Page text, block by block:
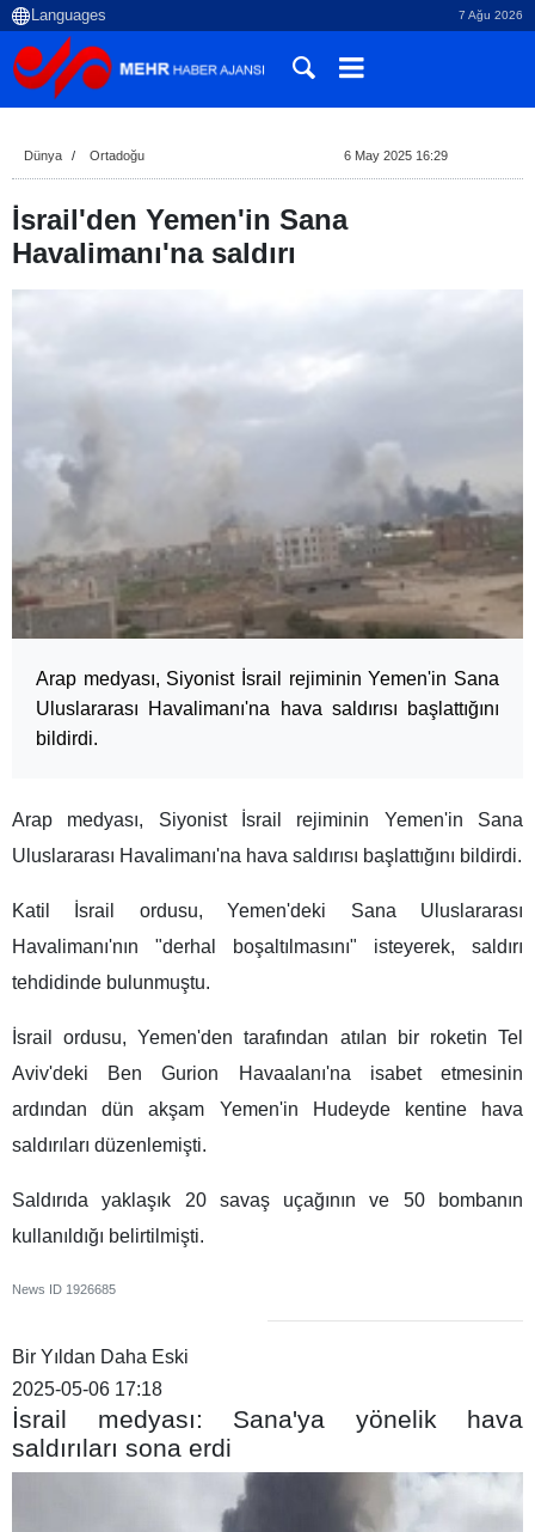
7 Ağu 2026
Dünya Ortadoğu 6 May 2025 16:29
İsrail'den Yemen'in Sana
Havalimanı'na saldırı
Arap medyası, Siyonist İsrail rejiminin Yemen'in Sana
Uluslararası Havalimanı'na hava saldırısı başlattığını
bildirdi.
Arap medyası, Siyonist İsrail rejiminin Yemen'in Sana
Uluslararası Havalimanı'na hava saldırısı başlattığını bildirdi.
Katil İsrail ordusu, Yemen'deki Sana Uluslararası
Havalimanı'nın "derhal boşaltılmasını" isteyerek, saldırı
tehdidinde bulunmuştu.
İsrail ordusu, Yemen'den tarafından atılan bir roketin Tel
Aviv'deki Ben Gurion Havaalanı'na isabet etmesinin
ardından dün akşam Yemen'in Hudeyde kentine hava
saldırıları düzenlemişti.
Saldırıda yaklaşık 20 savaş uçağının ve 50 bombanın
kullanıldığı belirtilmişti.
News ID 1926685
Bir Yıldan Daha Eski
2025-05-06 17:18
İsrail medyası: Sana'ya yönelik hava
saldırıları sona erdi